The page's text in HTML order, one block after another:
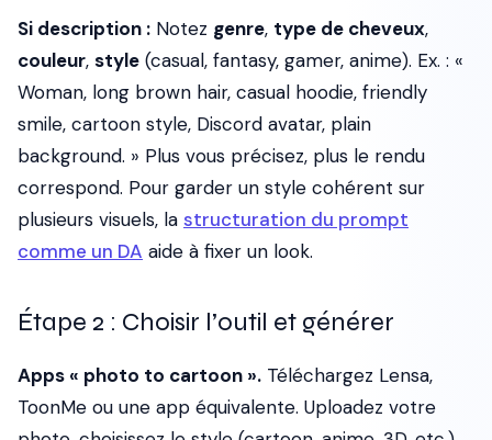
Si description : Notez genre, type de cheveux,
couleur, style (casual, fantasy, gamer, anime). Ex. : «
Woman, long brown hair, casual hoodie, friendly
smile, cartoon style, Discord avatar, plain
background. » Plus vous précisez, plus le rendu
correspond. Pour garder un style cohérent sur
plusieurs visuels, la structuration du prompt
comme un DA aide à fixer un look.
Étape 2 : Choisir l’outil et générer
Apps « photo to cartoon ». Téléchargez Lensa,
ToonMe ou une app équivalente. Uploadez votre